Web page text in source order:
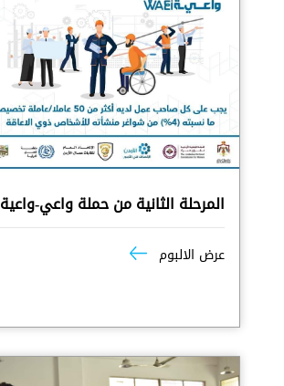
المرحلة الثانية من حملة واعي-واعية
عرض الالبوم